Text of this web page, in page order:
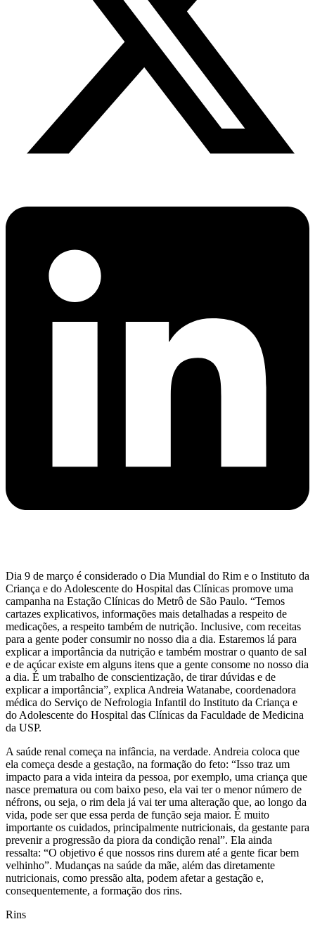
Dia 9 de março é considerado o Dia Mundial do Rim e o Instituto da
Criança e do Adolescente do Hospital das Clínicas promove uma
campanha na Estação Clínicas do Metrô de São Paulo. “Temos
cartazes explicativos, informações mais detalhadas a respeito de
medicações, a respeito também de nutrição. Inclusive, com receitas
para a gente poder consumir no nosso dia a dia. Estaremos lá para
explicar a importância da nutrição e também mostrar o quanto de sal
e de açúcar existe em alguns itens que a gente consome no nosso dia
a dia. É um trabalho de conscientização, de tirar dúvidas e de
explicar a importância”, explica Andreia Watanabe, coordenadora
médica do Serviço de Nefrologia Infantil do Instituto da Criança e
do Adolescente do Hospital das Clínicas da Faculdade de Medicina
da USP.
A saúde renal começa na infância, na verdade. Andreia coloca que
ela começa desde a gestação, na formação do feto: “Isso traz um
impacto para a vida inteira da pessoa, por exemplo, uma criança que
nasce prematura ou com baixo peso, ela vai ter o menor número de
néfrons, ou seja, o rim dela já vai ter uma alteração que, ao longo da
vida, pode ser que essa perda de função seja maior. É muito
importante os cuidados, principalmente nutricionais, da gestante para
prevenir a progressão da piora da condição renal”. Ela ainda
ressalta: “O objetivo é que nossos rins durem até a gente ficar bem
velhinho”. Mudanças na saúde da mãe, além das diretamente
nutricionais, como pressão alta, podem afetar a gestação e,
consequentemente, a formação dos rins.
Rins